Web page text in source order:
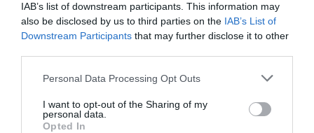
IAB’s list of downstream participants. This information may
also be disclosed by us to third parties on the IAB’s List of
Downstream Participants that may further disclose it to other
Personal Data Processing Opt Outs
I want to opt-out of the Sharing of my
personal data.
Opted In
Pénteken kezdődik a 26. Gyulai Pálinkafesztivál